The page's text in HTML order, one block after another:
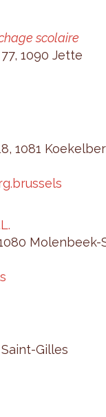
sco­laire
77, 1090 Jette
1081
Molen­beek-
Gilles